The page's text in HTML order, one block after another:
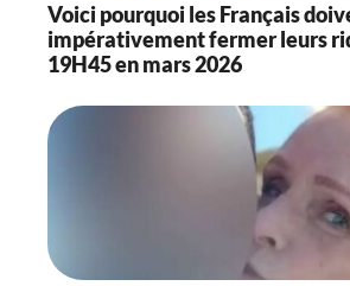
Voici pourquoi les Français
impérativement fermer leurs
19H45 en mars 2026